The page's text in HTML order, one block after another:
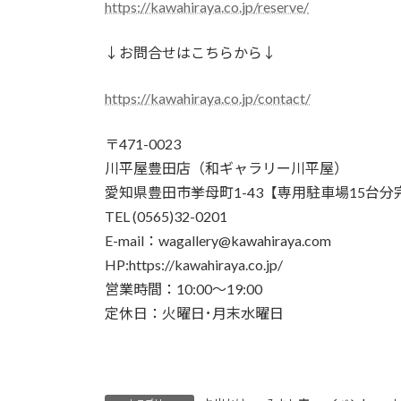
https://kawahiraya.co.jp/reserve/
↓お問合せはこちらから↓
https://kawahiraya.co.jp/contact/
〒471-0023
川平屋豊田店（和ギャラリー川平屋）
愛知県豊田市挙母町1-43【専用駐車場15台分
TEL (0565)32-0201
E-mail：wagallery@kawahiraya.com
HP:https://kawahiraya.co.jp/
営業時間：10:00～19:00
定休日：火曜日･月末水曜日